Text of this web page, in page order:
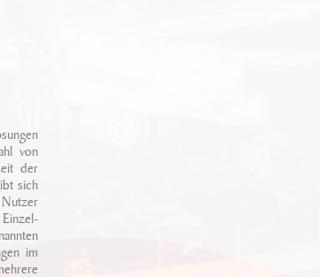
von
der
sich
im